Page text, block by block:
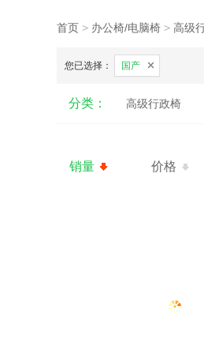
首页 > 办公椅/电脑椅 > 高级
您已选择： 国产
分类： 高级行政椅
销量 价格